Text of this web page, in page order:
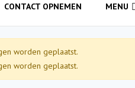
CONTACT OPNEMEN MENU
worden geplaatst.
worden geplaatst.